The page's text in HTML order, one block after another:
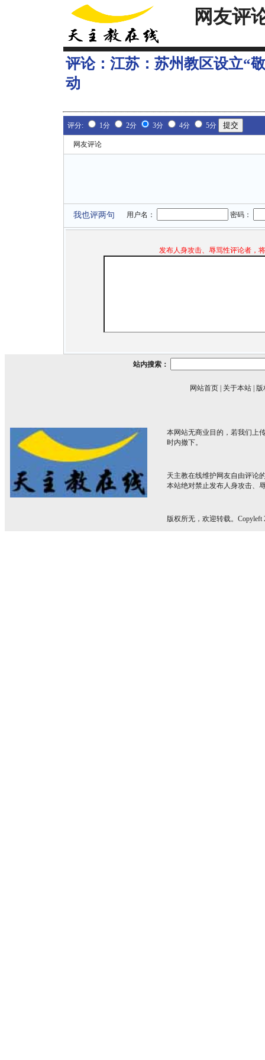
网友评
评论： 江苏：苏州教区设立“
动
评分: 1分 2分 3分 4分 5分
网友评论
我也评两句 用户名： 密码：
发布人身攻击、辱骂性评论者，
站内搜索：
网站首页 关于本站 版
本网站无商业目的，若我们上
时内撤下。
天主教在线维护网友自由评论
本站绝对禁止发布人身攻击、
版权所无，欢迎转载。